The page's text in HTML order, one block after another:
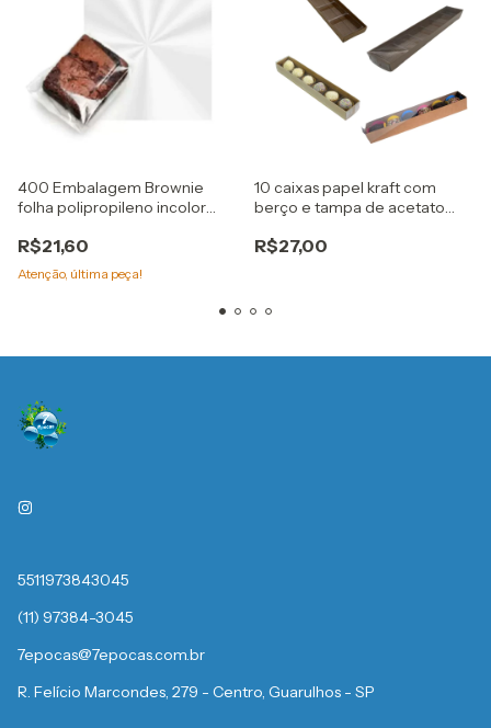
400 Embalagem Brownie
folha polipropileno incolor
R$21,60
Atenção, última peça!
10 caixas papel kraft com
berço e tampa de acetato
R$27,00
5511973843045
(11) 97384-3045
7epocas@7epocas.com.br
R. Felício Marcondes, 279 - Centro, Guarulhos - SP